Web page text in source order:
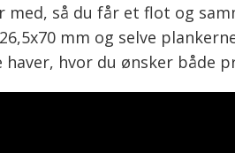
så du får et flot og
mm og selve
hvor du ønsker både